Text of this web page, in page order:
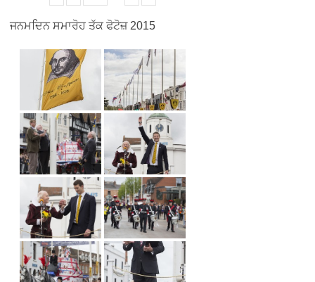
ਜਨਮਦਿਨ ਸਮਾਰੋਹ ਤੱਕ ਫੋਟੋਜ਼ 2015